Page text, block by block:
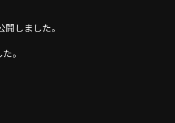
しました。
。